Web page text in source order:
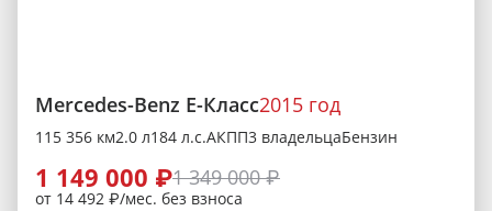
Mercedes-Benz E-Класс2015 год
115 356 км2.0 л184 л.с.АКПП3 владельцаБензин
1 149 000 ₽1 349 000 ₽
от 14 492 ₽/мес. без взноса